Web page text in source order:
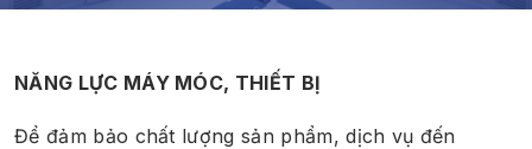
NĂNG LỰC MÁY MÓC, THIẾT BỊ
Để đảm bảo chất lượng sản phẩm, dịch vụ đến